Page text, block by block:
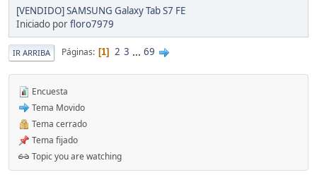
[VENDIDO] SAMSUNG Galaxy Tab S7 FE
Iniciado porfloro7979
IR ARRIBA Páginas 1 2 3 ... 69
Encuesta
Tema Movido
Tema cerrado
Tema fijado
Topic you are watching